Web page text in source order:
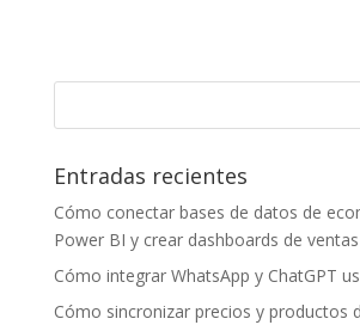
Entradas recientes
Cómo conectar bases de datos de
Power BI y crear dashboards de ventas
Cómo integrar WhatsApp y ChatGPT
Cómo sincronizar precios y productos